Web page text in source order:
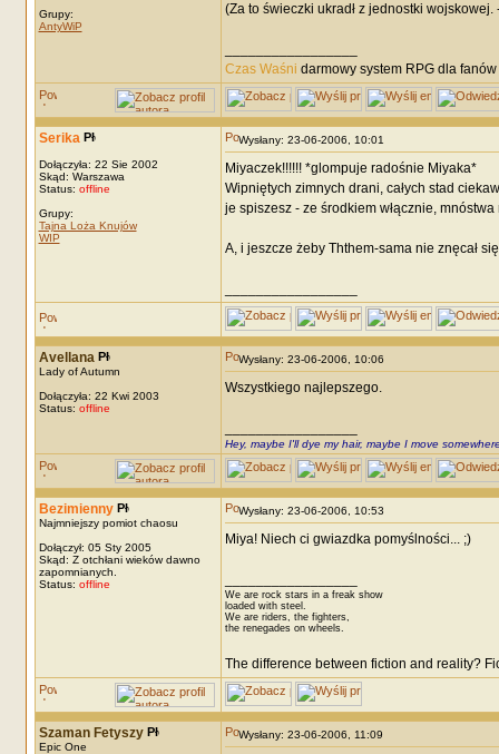
Grupy:
AntyWiP
(Za to świeczki ukradł z jednostki
Czas Waśni darmowy system RPG dla
Serika
Dołączyła: 22 Sie 2002
Skąd: Warszawa
Status: offline
Grupy:
Tajna Loża Knujów
WIP
Wysłany: 23-06-2006, 10:01
Miyaczek!!!!!! *glompuje radośnie Miyaka*
Wipniętych zimnych drani, całych stad
je spiszesz - ze środkiem włącznie,
A, i jeszcze żeby Ththem-sama nie znęcał
Avellana
Lady of Autumn
Dołączyła: 22 Kwi 2003
Status: offline
Wysłany: 23-06-2006, 10:06
Wszystkiego najlepszego.
Hey, maybe I'll dye my hair, maybe I move
Bezimienny
Najmniejszy pomiot chaosu
Dołączył: 05 Sty 2005
Skąd: Z otchłani wieków dawno
zapomnianych.
Status: offline
Wysłany: 23-06-2006, 10:53
Miya! Niech ci gwiazdka pomyślności... ;)
We are rock stars in a freak show
loaded with steel.
We are riders, the fighters,
the renegades on wheels.
The difference between fiction and reality?
Szaman Fetyszy
Epic One
Wysłany: 23-06-2006, 11:09